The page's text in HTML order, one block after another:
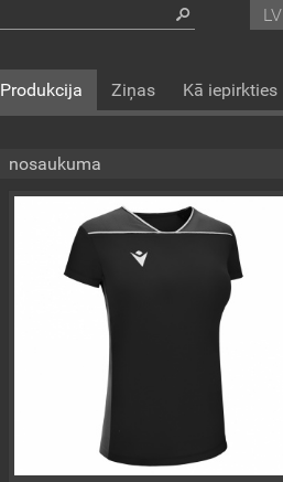
LV
Produkcija Ziņas Kā iepirkties
nosaukuma